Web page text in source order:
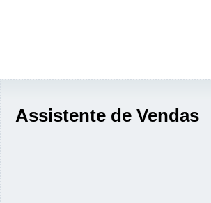
Assistente de Vendas